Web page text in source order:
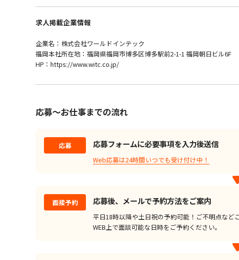
求人掲載企業情報
企業名：株式会社ワールドインテック
福岡本社所在地：福岡県福岡市博多区博多駅前2-1-1 福岡朝日ビル6F
HP：https://www.witc.co.jp/
応募～お仕事までの流れ
応募 応募フォームに必要事項を入力後送信
Web応募は24時間いつでも受け付け中！
面接予約 応募後、メールで予約方法をご案内
平日18時以降や土日祝の予約可能！ご不明点など
WEB上で面談可能な日時をご予約ください。